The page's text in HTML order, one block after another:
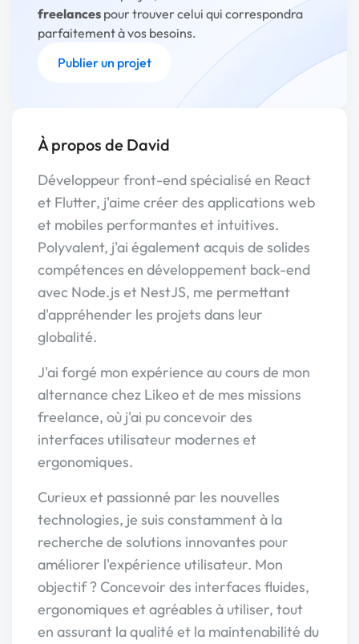
freelances pour trouver celui qui correspondra
parfaitement à vos besoins.
Publier un projet
À propos de David
Développeur front-end spécialisé en React
et Flutter, j'aime créer des applications web
et mobiles performantes et intuitives.
Polyvalent, j'ai également acquis de solides
compétences en développement back-end
avec Node.js et NestJS, me permettant
d'appréhender les projets dans leur
globalité.
J'ai forgé mon expérience au cours de mon
alternance chez Likeo et de mes missions
freelance, où j'ai pu concevoir des
interfaces utilisateur modernes et
ergonomiques.
Curieux et passionné par les nouvelles
technologies, je suis constamment à la
recherche de solutions innovantes pour
améliorer l'expérience utilisateur. Mon
objectif ? Concevoir des interfaces fluides,
ergonomiques et agréables à utiliser, tout
en assurant la qualité et la maintenabilité du